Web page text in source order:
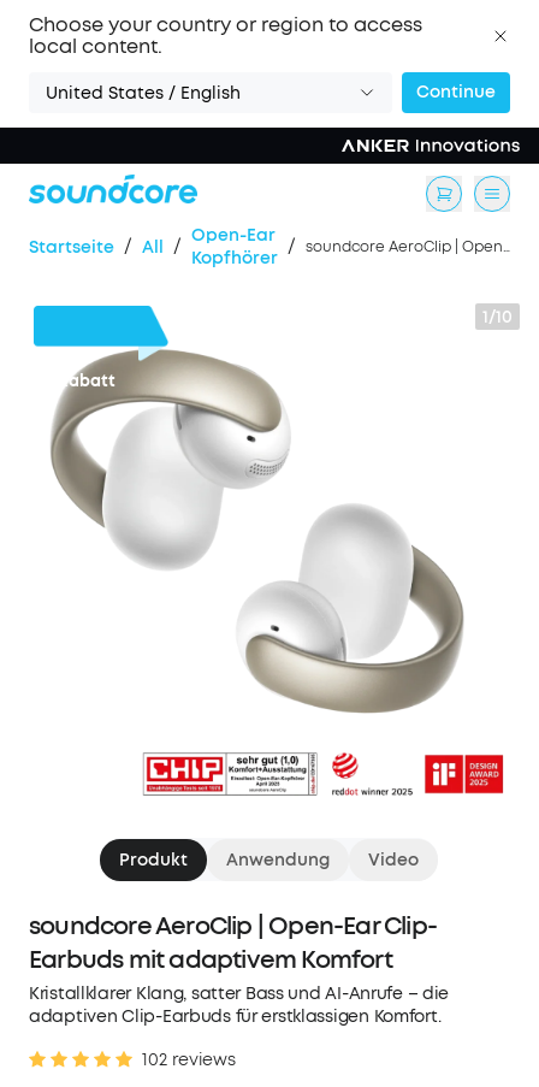
Choose your country or region to access
local content.
United States / English Continue
Startseite / All / Ореn-Ear
Kopfhörer / soundcore AeroClip | Open-Ear Clip-Earbuds mit adaptivem Komfort
1/10
Rabatt
Produkt Anwendung Video
soundcore AeroClip | Open-Ear Clip-
Earbuds mit adaptivem Komfort
Kristallklarer Klang, satter Bass und AI-Anrufe – die
adaptiven Clip-Earbuds für erstklassigen Komfort.
102 reviews